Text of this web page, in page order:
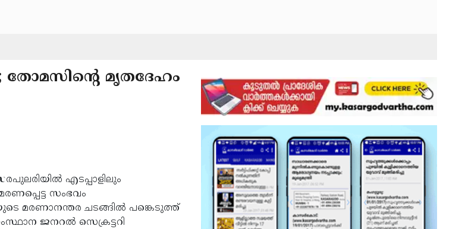
തോമസിന്റെ മൃതദേഹം
എടപ്പാളിലും
സംഭവം
മരണാനന്തര ചടങ്ങില്‍ പങ്കെടുത്ത്
ജനറല്‍ സെക്രട്ടറി